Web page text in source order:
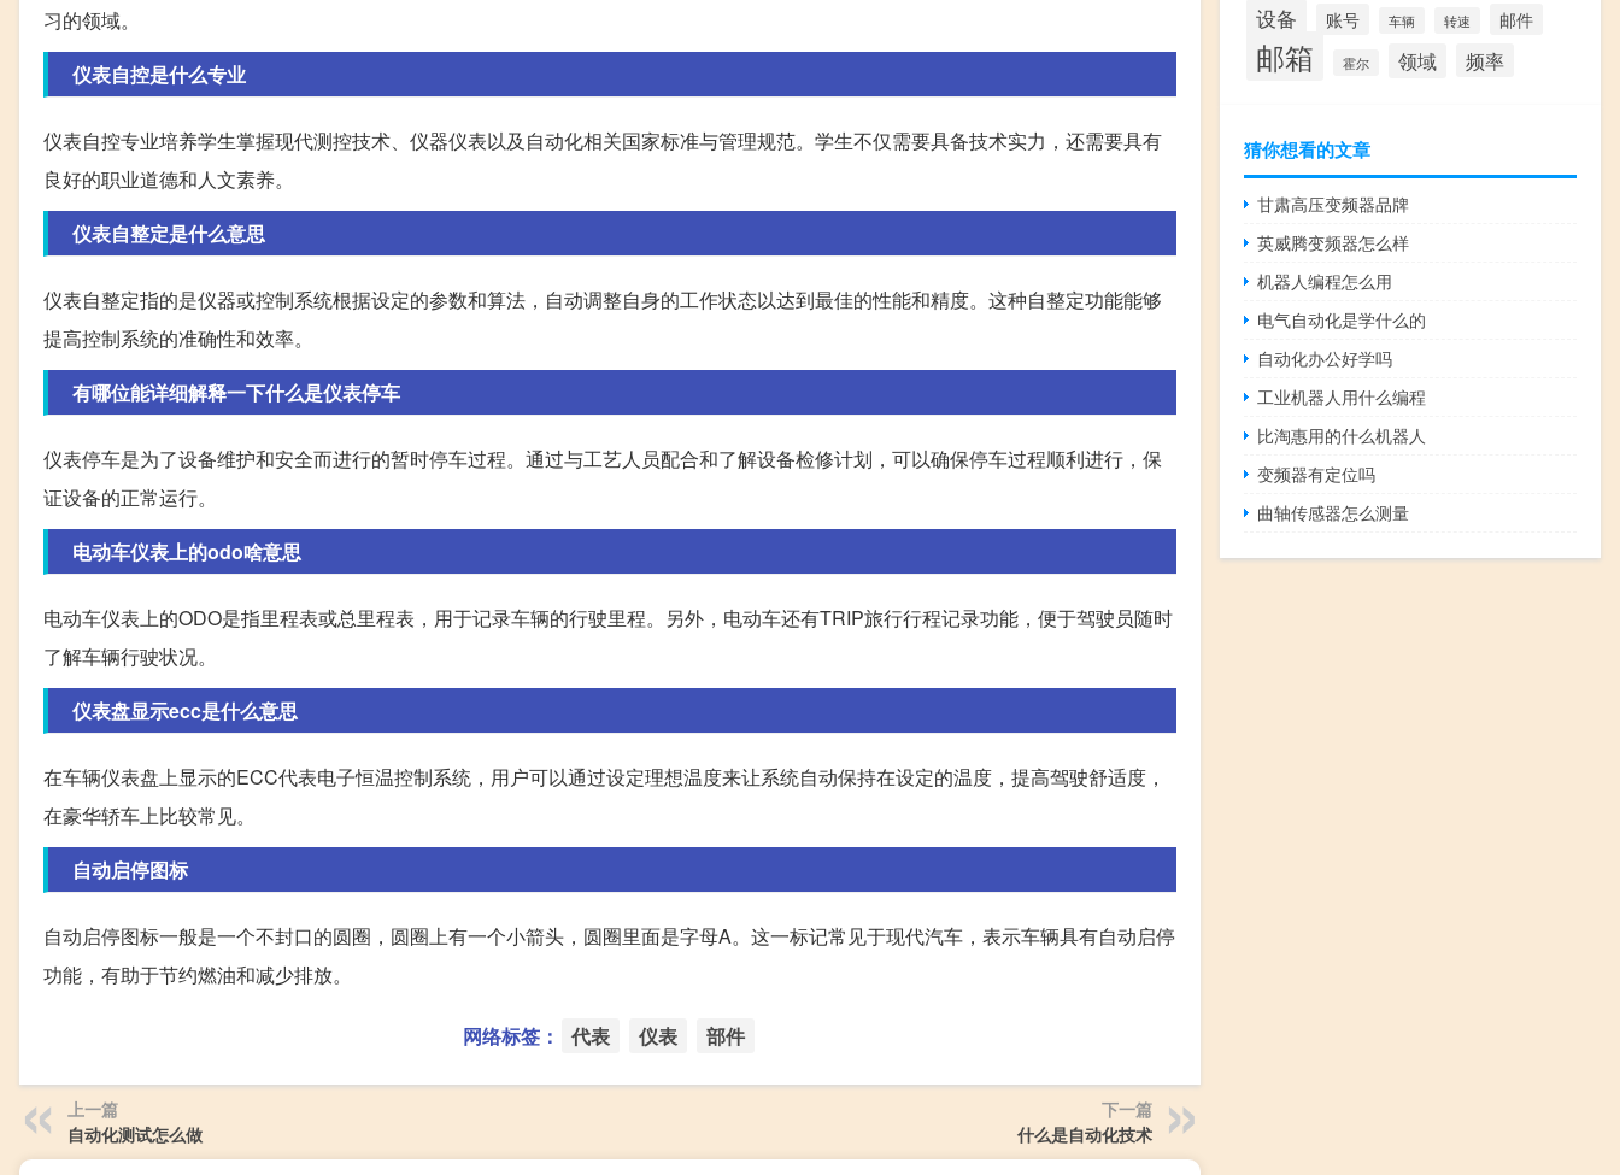
习的领域。
仪表自控是什么专业
仪表自控专业培养学生掌握现代测控技术、仪器仪表以及自动化相关国家标准与管理规范。学生不仅需要具备技术实力，还需要具有
良好的职业道德和人文素养。
仪表自整定是什么意思
仪表自整定指的是仪器或控制系统根据设定的参数和算法，自动调整自身的工作状态以达到最佳的性能和精度。这种自整定功能能够
提高控制系统的准确性和效率。
有哪位能详细解释一下什么是仪表停车
仪表停车是为了设备维护和安全而进行的暂时停车过程。通过与工艺人员配合和了解设备检修计划，可以确保停车过程顺利进行，保
证设备的正常运行。
电动车仪表上的odo啥意思
电动车仪表上的ODO是指里程表或总里程表，用于记录车辆的行驶里程。另外，电动车还有TRIP旅行行程记录功能，便于驾驶员随时
了解车辆行驶状况。
仪表盘显示ecc是什么意思
在车辆仪表盘上显示的ECC代表电子恒温控制系统，用户可以通过设定理想温度来让系统自动保持在设定的温度，提高驾驶舒适度，
在豪华轿车上比较常见。
自动启停图标
自动启停图标一般是一个不封口的圆圈，圆圈上有一个小箭头，圆圈里面是字母A。这一标记常见于现代汽车，表示车辆具有自动启停
功能，有助于节约燃油和减少排放。
网络标签： 代表 仪表 部件
上一篇
自动化测试怎么做
下一篇
什么是自动化技术
设备 账号 车辆 转速 邮件
邮箱 霍尔 领域 频率
猜你想看的文章
甘肃高压变频器品牌
英威腾变频器怎么样
机器人编程怎么用
电气自动化是学什么的
自动化办公好学吗
工业机器人用什么编程
比淘惠用的什么机器人
变频器有定位吗
曲轴传感器怎么测量